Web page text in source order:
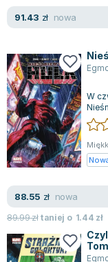
91.43 zł nowa
W
88.55 zł nowa
89.99złtaniej o 1.44 zł